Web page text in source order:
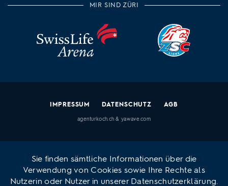
MIR SIND ZÜRI
IMPRESSUM DATENSCHUTZ AGB
agenturkoch.ch &yawave.com
Sie finden sämtliche Informationen über die
Verwendung von Cookies sowie Ihre Rechte als
Nutzerin oder Nutzer in unserer Datenschutzerklärung